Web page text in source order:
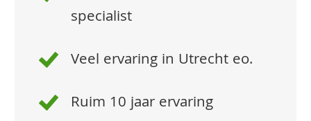
specialist
Veel ervaring in Utrecht eo.
Ruim 10 jaar ervaring